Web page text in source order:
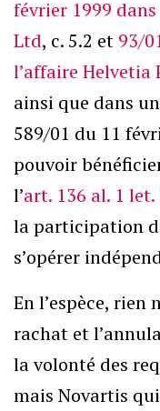
février 1999
Ltd, c. 5.2 et 93/
l’affaire Helvetia
ainsi que dans
589/01 du 11
pouvoir
l’art. 136 al. 1 let.
la participation
s’opérer
En l’espèce,
rachat et
la volonté des
mais Novartis